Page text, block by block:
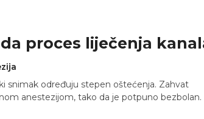
proces liječenja
snimak određuju stepen oštećenja. Zahvat
anestezijom, tako da je potpuno bezbolan.